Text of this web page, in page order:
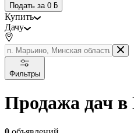
Подать за 0 ƃ
Купить
Дачу
Фильтры
Продажа дач